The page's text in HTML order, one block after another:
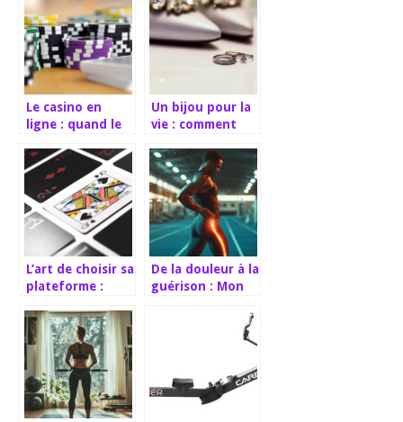
Le casino en
ligne : quand le
limites du reel
Un bijou pour la
vie : comment
pour la mariée ?
L’art de choisir sa
plateforme :
meilleur casino
en ligne
De la douleur à la
guérison : Mon
Moyen Fessier –
Solutions
Efficaces